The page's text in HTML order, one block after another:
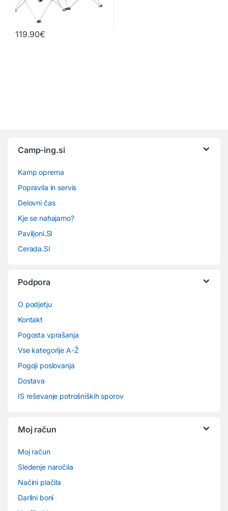
119.90€
Camp-ing.si
Kamp oprema
Popravila in servis
Delovni čas
Kje se nahajamo?
Paviljoni.SI
Cerada.SI
Podpora
O podjetju
Kontakt
Pogosta vprašanja
Vse kategorije A-Ž
Pogoji poslovanja
Dostava
IS reševanje potrošniških sporov
Moj račun
Moj račun
Sledenje naročila
Načini plačila
Darilni boni